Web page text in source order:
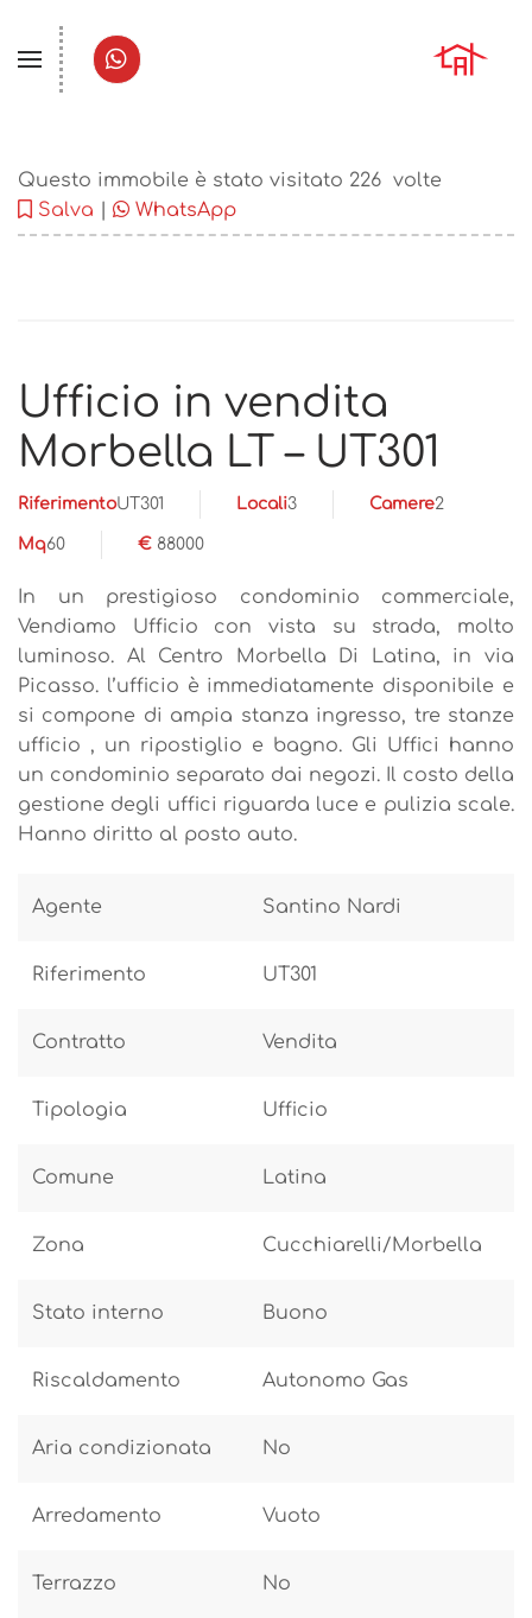
Questo immobile è stato visitato226 volte
Salva
WhatsApp
Ufficio in vendita
Morbella LT – UT301
RiferimentoUT301 Locali3 Camere2
Mq60 € 88000
In un prestigioso condominio commerciale,
Vendiamo Ufficio con vista su strada, molto
luminoso. Al Centro Morbella Di Latina, in via
Picasso. l’ufficio è immediatamente disponibile e
si compone di ampia stanza ingresso, tre stanze
ufficio , un ripostiglio e bagno. Gli Uffici hanno
un condominio separato dai negozi. Il costo della
gestione degli uffici riguarda luce e pulizia scale.
Hanno diritto al posto auto.
Agente Santino Nardi
Riferimento UT301
Contratto Vendita
Tipologia Ufficio
Comune Latina
Zona Cucchiarelli/Morbella
Stato interno Buono
Riscaldamento Autonomo Gas
Aria condizionata No
Arredamento Vuoto
Terrazzo No